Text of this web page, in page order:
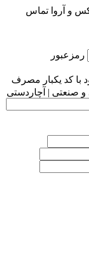
و آروا تماس
رمزعبور
با کد یکبار مصرف
و صنعتی | آچاردستی